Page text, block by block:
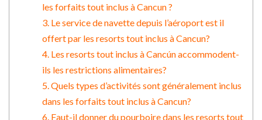
les forfaits tout inclus à Cancun ?
3. Le service de navette depuis l’aéroport est il
offert par les resorts tout inclus à Cancun?
4. Les resorts tout inclus à Cancún accommodent-
ils les restrictions alimentaires?
5. Quels types d’activités sont généralement inclus
dans les forfaits tout inclus à Cancun?
6. Faut-il donner du pourboire dans les resorts tout